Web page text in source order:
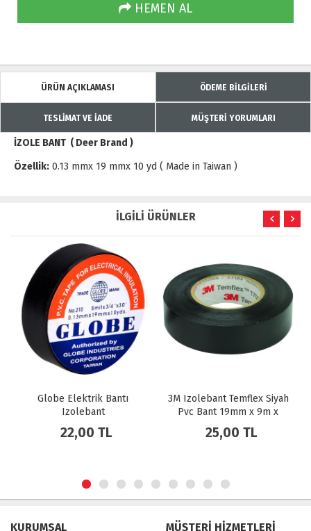
HEMEN AL
ÜRÜN AÇIKLAMASI ÖDEME BİLGİLERİ
TESLİMAT VE İADE MÜŞTERİ YORUMLARI
İZOLE BANT ( Deer Brand )
Özellik: 0.13 mmx 19 mmx 10 yd ( Made in Taiwan )
İLGİLİ ÜRÜNLER
Bantı
3M Izolebant Temflex Siyah
Pvc Bant 19mm x 9m x
Tamer
Kablo
KURUMSAL MÜŞTERİ HİZMETLERİ